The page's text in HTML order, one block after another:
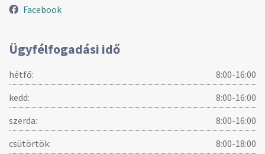
Facebook
Ügyfélfogadási idő
hétfő:
8:00-16:00
kedd:
8:00-16:00
szerda:
8:00-16:00
csütörtök:
8:00-18:00